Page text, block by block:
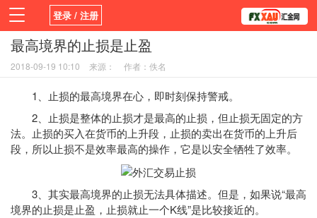
登录 / 注册
首页 新闻 观点
平台
指标EA 书籍
最高境界的止损是止盈
2018-09-19 10:10 来源： 作者：佚名
1、止损的最高境界在心，即时刻保持警戒。
2、止损是整体的止损才是最高的止损，但止损无固定的方
法。止损的买入在货币的上升段，止损的卖出在货币的上升后
段，所以止损不是效率最高的操作，它是以安全牺牲了效率。
3、其实最高境界的止损无法具体描述。但是，如果说“最高
境界的止损是止盈，止损就止一个K线”是比较接近的。